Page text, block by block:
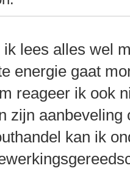
ik lees alles wel
energie gaat
reageer ik ook
zijn aanbeveling
kan ik